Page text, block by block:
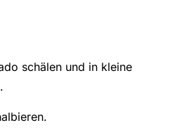
schälen und in kleine